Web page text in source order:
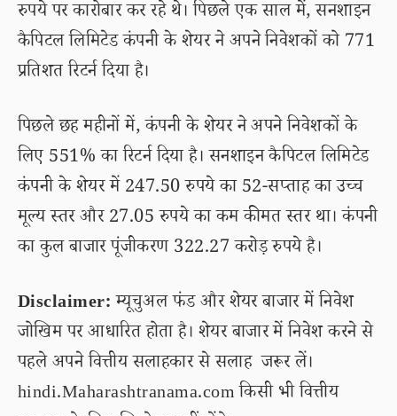
रुपये पर कारोबार कर रहे थे। पिछले एक साल में, सनशाइन
कैपिटल लिमिटेड कंपनी के शेयर ने अपने निवेशकों को 771
प्रतिशत रिटर्न दिया है।
पिछले छह महीनों में, कंपनी के शेयर ने अपने निवेशकों के
लिए 551% का रिटर्न दिया है। सनशाइन कैपिटल लिमिटेड
कंपनी के शेयर में 247.50 रुपये का 52-सप्ताह का उच्च
मूल्य स्तर और 27.05 रुपये का कम कीमत स्तर था। कंपनी
का कुल बाजार पूंजीकरण 322.27 करोड़ रुपये है।
Disclaimer:म्यूचुअल फंड और शेयर बाजार में निवेश
जोखिम पर आधारित होता है। शेयर बाजार में निवेश करने से
पहले अपने वित्तीय सलाहकार से सलाह जरूर लें।
hindi.Maharashtranama.com किसी भी वित्तीय